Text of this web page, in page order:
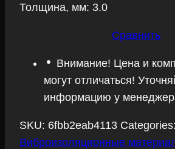
Толщина, мм: 3.0
Сравнить
Внимание! Цена и
могут отличаться!
информацию у
SKU: 6fbb2eab4113 Categories:
Виброизоляционные